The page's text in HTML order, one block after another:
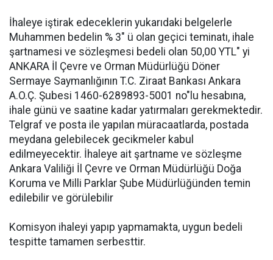
İhaleye iştirak edeceklerin yukarıdaki belgelerle
Muhammen bedelin % 3" ü olan geçici teminatı, ihale
şartnamesi ve sözleşmesi bedeli olan 50,00 YTL" yi
ANKARA İl Çevre ve Orman Müdürlüğü Döner
Sermaye Saymanlığının T.C. Ziraat Bankası Ankara
A.O.Ç. Şubesi 1460-6289893-5001 no"lu hesabına,
ihale günü ve saatine kadar yatırmaları gerekmektedir.
Telgraf ve posta ile yapılan müracaatlarda, postada
meydana gelebilecek gecikmeler kabul
edilmeyecektir. İhaleye ait şartname ve sözleşme
Ankara Valiliği İl Çevre ve Orman Müdürlüğü Doğa
Koruma ve Milli Parklar Şube Müdürlüğünden temin
edilebilir ve görülebilir
Komisyon ihaleyi yapıp yapmamakta, uygun bedeli
tespitte tamamen serbesttir.